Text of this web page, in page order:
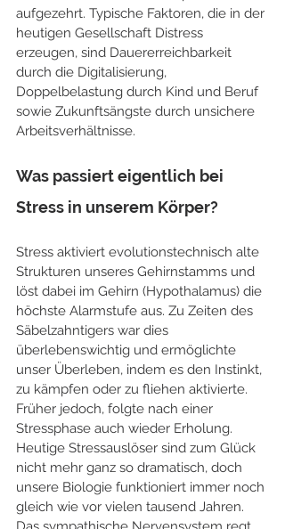
aufgezehrt. Typische Faktoren, die in der
heutigen Gesellschaft Distress
erzeugen, sind Dauererreichbarkeit
durch die Digitalisierung,
Doppelbelastung durch Kind und Beruf
sowie Zukunftsängste durch unsichere
Arbeitsverhältnisse.
Was passiert eigentlich bei
Stress in unserem Körper?
Stress aktiviert evolutionstechnisch alte
Strukturen unseres Gehirnstamms und
löst dabei im Gehirn (Hypothalamus) die
höchste Alarmstufe aus. Zu Zeiten des
Säbelzahntigers war dies
überlebenswichtig und ermöglichte
unser Überleben, indem es den Instinkt,
zu kämpfen oder zu fliehen aktivierte.
Früher jedoch, folgte nach einer
Stressphase auch wieder Erholung.
Heutige Stressauslöser sind zum Glück
nicht mehr ganz so dramatisch, doch
unsere Biologie funktioniert immer noch
gleich wie vor vielen tausend Jahren.